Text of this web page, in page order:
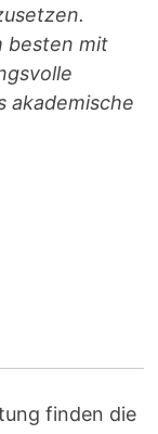
besten mit
akademische
finden die